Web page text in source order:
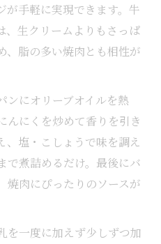
が手軽に実現できます。牛
、生クリームよりもさっぱ
、脂の多い焼肉とも相性が
ンにオリーブオイルを熱
んにくを炒めて香りを引き
、塩・こしょうで味を調え
で煮詰めるだけ。最後にバ
焼肉にぴったりのソースが
を一度に加えず少しずつ加